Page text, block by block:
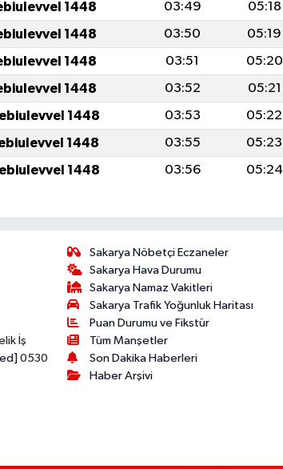
1448 03:49 05:18
1448 03:50 05:19
1448 03:51 05:20
1448 03:52 05:21
1448 03:53 05:22
1448 03:55 05:23
1448 03:56 05:24
İş
0530
Sakarya Nöbetçi Eczaneler
Sakarya Hava Durumu
Sakarya Namaz Vakitleri
Sakarya Trafik Yoğunluk Haritası
Puan Durumu ve Fikstür
Tüm Manşetler
Son Dakika Haberleri
Haber Arşivi